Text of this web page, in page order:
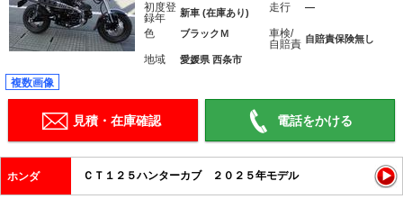
初度登
録年
新車 (在庫あり) 走行 ―
色 ブラックＭ
車検/
自賠責 自賠責保険無し
地域 愛媛県 西条市
複数画像
見積・在庫確認 電話をかける
ホンダ ＣＴ１２５ハンターカブ ２０２５年モデル